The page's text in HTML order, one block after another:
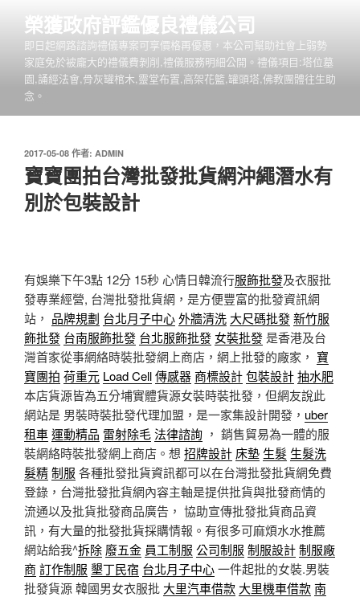
榮獲政府評鑑優良禮儀公司
即日起網路諮詢禮儀專案可享價格再優惠，本公司幫助社會上弱勢
家庭免於被龐大的禮儀費剝削,禮儀服務明細公開。禮儀項目:塔位墓
園,誦經法會,骨灰罐棺木,靈堂布置,高架花籃,罐頭塔,佛教團體往生助
念。
發
佈
於
2017-05-08 作者: ADMIN
寶寶團拍台灣批發批貨網沖繩潛水有
別於包裝設計
有娛樂下午3點 12分 15秒 心情日韓流行服飾批發及衣服批
發專業經營, 台灣批發批貨網，是方便豐富的批發資訊網
站， 品牌規劃 台北月子中心外牆清洗 大尺碼批發新竹服
飾批發 台南服飾批發 台北服飾批發女裝批發是香港及台
灣首家從事網絡時裝批發網上商店，網上批發的廠家， 寶
寶團拍 荷重元 Load Cell傳感器 商標設計包裝設計抽水肥
本店貨源皆為五分埔實體貨源女裝時裝批發，但網友說此
網站是 男裝時裝批發代理加盟，是一家集設計開發， uber
租車運動精品 雷射除毛法律諮詢 ， 銷售貿易為一體的服
裝網絡時裝批發網上商店。想 招牌設計 床墊 生髮 生髮洗
髮精制服 各種批發批貨資訊都可以在台灣批發批貨網免費
登錄，台灣批發批貨網內容主軸是提供批貨與批發商情的
流通以及批貨批發商品廣告， 協助宣傳批發批貨商品資
訊，有大量的批發批貨採購情報。有很多可麻煩水水推薦
網站給我^拆除 廢五金 員工制服 公司制服 制服設計制服廠
商 訂作制服 墾丁民宿 台北月子中心一件起批的女裝.男裝
批發貨源 韓國男女衣服批 大里汽車借款 大里機車借款南